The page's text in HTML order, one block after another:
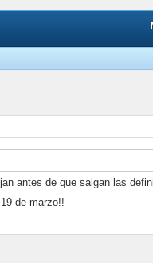
antes de que salgan las
de marzo!!